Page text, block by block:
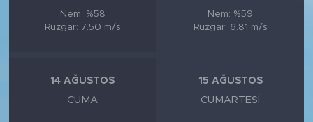
Nem: %58
Rüzgar: 7.50 m/s
Nem: %59
Rüzgar: 6.81 m/s
14 AĞUSTOS
CUMA
15 AĞUSTOS
CUMARTESI